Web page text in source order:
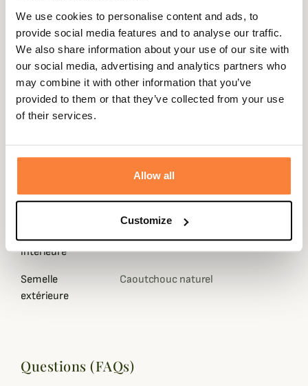
We use cookies to personalise content and ads, to
provide social media features and to analyse our traffic.
We also share information about your use of our site with
our social media, advertising and analytics partners who
may combine it with other information that you’ve
provided to them or that they’ve collected from your use
of their services.
Allow all
Customize
Fiche technique
Hauteur de Tige
en cm
33
Tige
Caoutchouc naturel majoritaire
Gomma Plus® (confort, résistance,
Marron
intérieure
Semelle
extérieure
Caoutchouc naturel
Questions (FAQs)